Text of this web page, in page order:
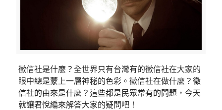
徵信社是什麼？全世界只有台灣有的徵信社在大家的
眼中總是蒙上一層神秘的色彩。徵信社在做什麼？徵
信社的由來是什麼？這些都是民眾常有的問題，今天
就讓君悅編來解答大家的疑問吧！